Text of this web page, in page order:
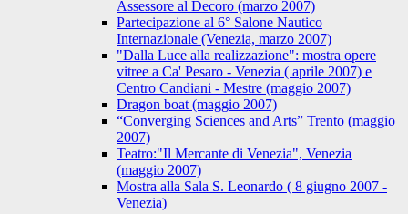
Assessore al Decoro (marzo 2007)
Partecipazione al 6° Salone Nautico
Internazionale (Venezia, marzo 2007)
"Dalla Luce alla realizzazione": mostra opere
vitree a Ca' Pesaro - Venezia ( aprile 2007) e
Centro Candiani - Mestre (maggio 2007)
Dragon boat (maggio 2007)
“Converging Sciences and Arts” Trento (maggio
2007)
Teatro:"Il Mercante di Venezia", Venezia
(maggio 2007)
Mostra alla Sala S. Leonardo ( 8 giugno 2007 -
Venezia)